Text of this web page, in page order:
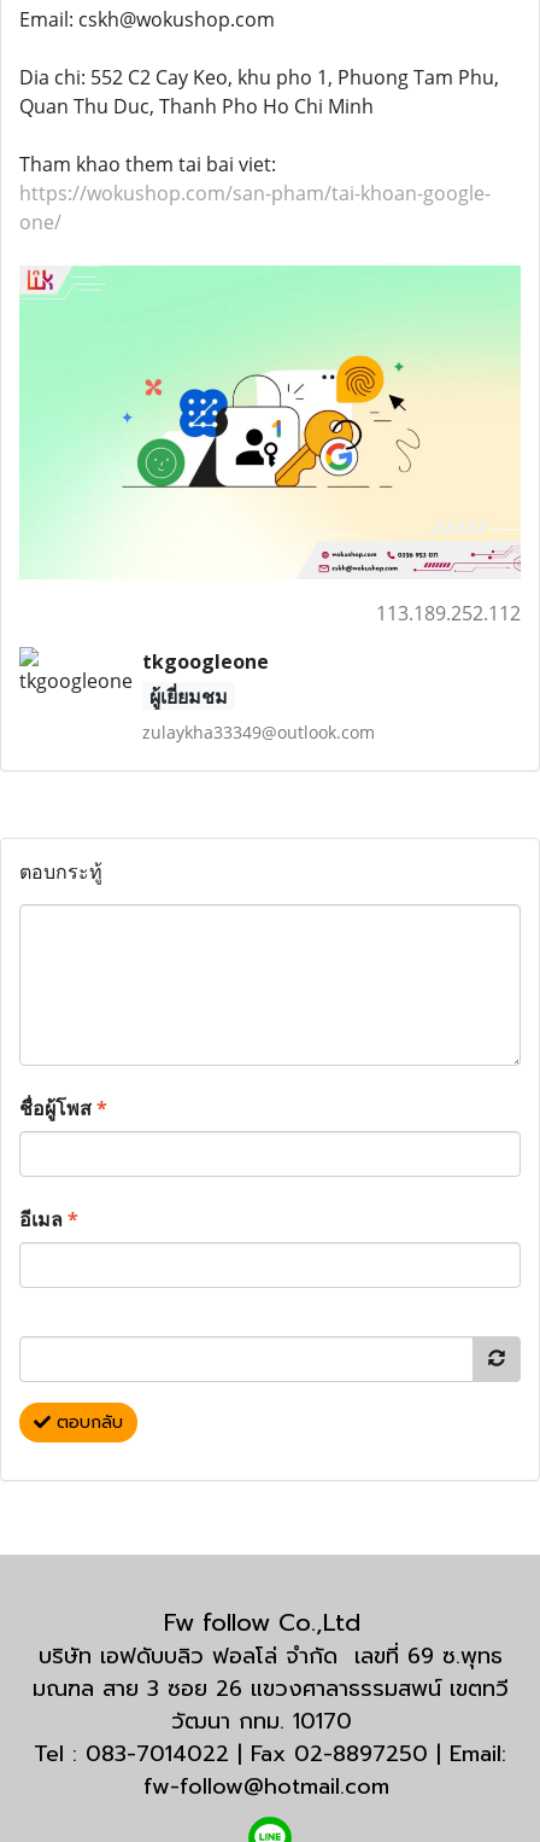
Email: cskh@wokushop.com
Dia chi: 552 C2 Cay Keo, khu pho 1, Phuong Tam Phu,
Quan Thu Duc, Thanh Pho Ho Chi Minh
Tham khao them tai bai viet:
https://wokushop.com/san-pham/tai-khoan-google-
one/
113.189.252.112
tkgoogleone
ผู้เยี่ยมชม
zulaykha33349@outlook.com
ตอบกระทู้
ชื่อผู้โพส*
อีเมล*
ตอบกลับ
Fw follow Co.,Ltd
บริษัท เอฟดับบลิว ฟอลโล่ จำกัด เลขที่ 69 ซ.พุทธ
มณฑล สาย 3 ซอย 26 แขวงศาลาธรรมสพน์ เขตทวี
วัฒนา กทม. 10170
Tel : 083-7014022 | Fax 02-8897250 | Email:
fw-follow@hotmail.com